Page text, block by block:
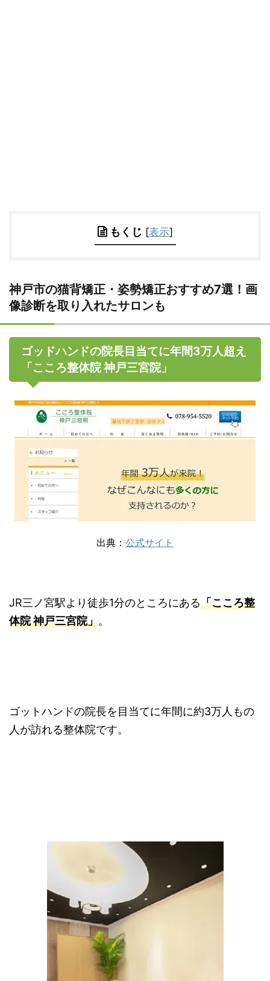
もくじ [表示]
神戸市の猫背矯正・姿勢矯正おすすめ7選！画
像診断を取り入れたサロンも
ゴッドハンドの院長目当てに年間3万人超え
「こころ整体院 神戸三宮院」
出典： 公式サイト
JR三ノ宮駅より徒歩1分のところにある「こころ整
体院 神戸三宮院」。
ゴットハンドの院長を目当てに年間に約3万人もの
人が訪れる整体院です。